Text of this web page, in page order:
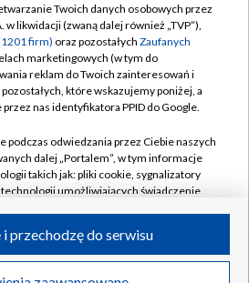
Regulamin TVP
prywatności
Moje zgody
Pomoc
Kontakt
Kanały
Polska S.A. w likwidacji
Twoich danych osobowych przez
w likwidacji (zwaną dalej również „TVP”),
firm) oraz pozostałych Zaufanych
marketingowych (w tym do
reklam do Twoich zainteresowań i
które wskazujemy poniżej, a
nas identyfikatora PPID do Google.
podczas odwiedzania przez Ciebie naszych
dalej „Portalem”, w tym informacje
takich jak: pliki cookie, sygnalizatory
umożliwiających świadczenie
podczas odwiedzania przez Ciebie
przechodzę do serwisu